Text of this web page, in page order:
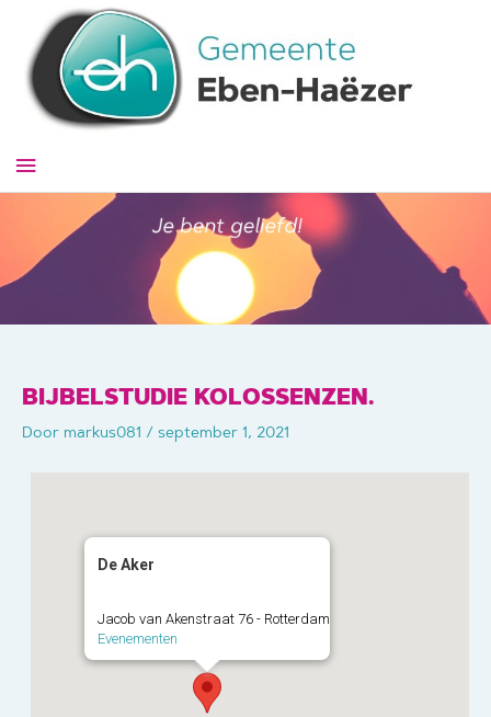
inhoud
Hoofdmenu
BIJBELSTUDIE KOLOSSENZEN.
Door markus081 / september 1, 2021
De Aker
Jacob van Akenstraat 76 - Rotterdam
Evenementen